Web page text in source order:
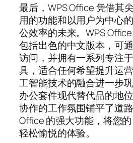
最后，WPS Office 凭借其
用的功能和以用户为中心
公效率的未来。WPS
包括出色的中文版本，可
访问，并拥有一系列专注
具，适合任何希望提升运
工智能技术的融合进一步
办公套件现代替代品的地
协作的工作氛围铺平了道
Office 的强大功能，将您
轻松愉悦的体验。